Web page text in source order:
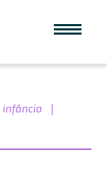
infância
|